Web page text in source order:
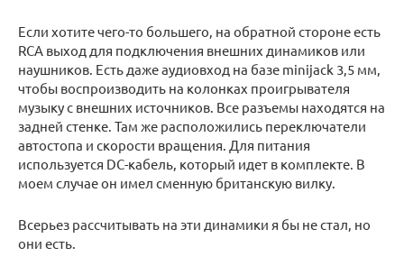
Если хотите чего-то большего, на обратной стороне есть
RCA выход для подключения внешних динамиков или
наушников. Есть даже аудиовход на базе minijack 3,5 мм,
чтобы воспроизводить на колонках проигрывателя
музыку с внешних источников. Все разъемы находятся на
задней стенке. Там же расположились переключатели
автостопа и скорости вращения. Для питания
используется DC-кабель, который идет в комплекте. В
моем случае он имел сменную британскую вилку.
Всерьез рассчитывать на эти динамики я бы не стал, но
они есть.